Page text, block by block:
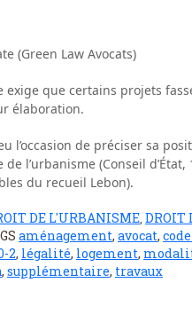
(Green Law Avocats)
exige que certains projets
élaboration.
l’occasion de préciser sa
l’urbanisme (Conseil
du recueil Lebon).
DE L'URBANISME DROIT
aménagement, avocat,
2, légalité, logement,
, supplémentaire, travaux